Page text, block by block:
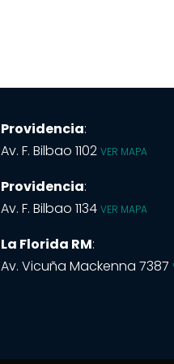
Providencia:
Av. F. Bilbao 1102 VER MAPA
Providencia:
Av. F. Bilbao 1134 VER MAPA
La Florida RM:
Av. Vicuña Mackenna 7387